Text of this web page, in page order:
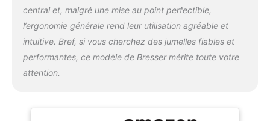
central et, malgré une mise au point perfectible,
l’ergonomie générale rend leur utilisation agréable et
intuitive. Bref, si vous cherchez des jumelles fiables et
performantes, ce modèle de Bresser mérite toute votre
attention.